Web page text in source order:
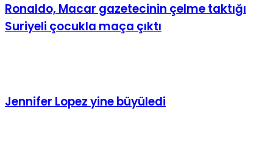
Ronaldo, Macar gazetecinin çelme taktığı
Suriyeli çocukla maça çıktı
Jennifer Lopez yine büyüledi